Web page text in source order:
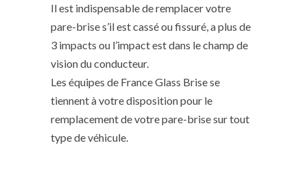
Il est indispensable de remplacer votre
pare-brise s’il est cassé ou fissuré, a plus de
3 impacts ou l’impact est dans le champ de
vision du conducteur.
Les équipes de France Glass Brise se
tiennent à votre disposition pour le
remplacement de votre pare-brise sur tout
type de véhicule.